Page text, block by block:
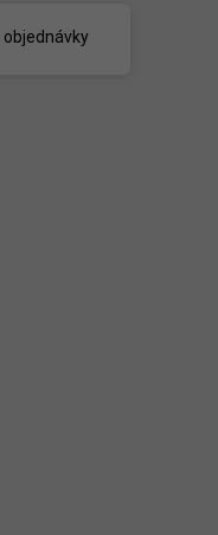
objednávky